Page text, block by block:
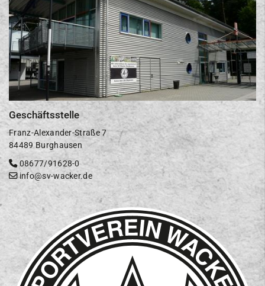
Geschäftsstelle
Franz-Alexander-Straße 7
84489 Burghausen
08677/91628-0
info@sv-wacker.de